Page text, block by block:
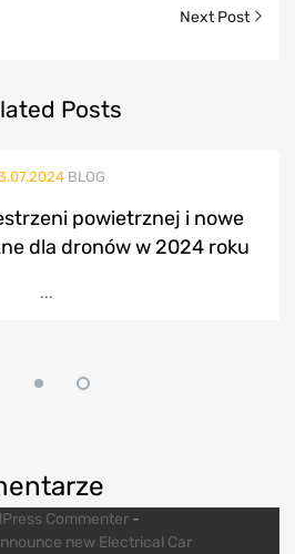
Next Post
Posts
BLOG
powietrznej i nowe
dla dronów w 2024 roku
...
Commenter -
new Electrical Car